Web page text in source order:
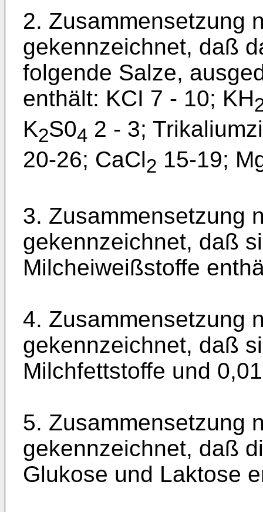
2. Zusammensetzung
gekennzeichnet, daß
folgende Salze,
enthält: KCI 7 - 10; KH
K2S04 2 - 3;
20-26; CaCl2 15-19;
3. Zusammensetzung
gekennzeichnet, daß
Milcheiweißstoffe
4. Zusammensetzung
gekennzeichnet, daß
Milchfettstoffe und
5. Zusammensetzung
gekennzeichnet, daß
Glukose und Laktose